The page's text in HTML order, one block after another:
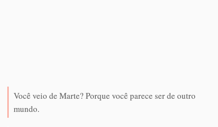
Você veio de Marte? Porque você parece ser de outro
mundo.